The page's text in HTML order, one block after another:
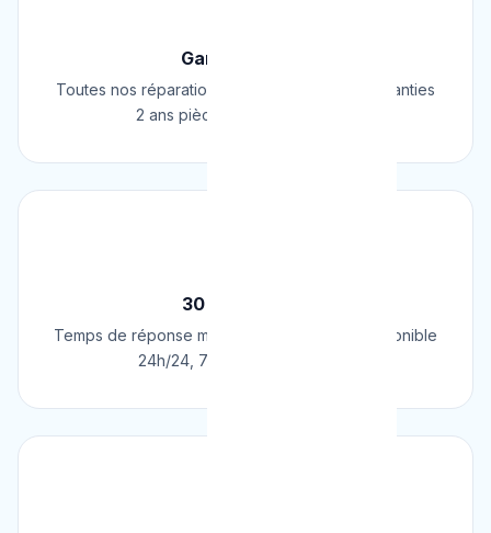
Garantie 2 Ans
Toutes nos réparations et installations sont garanties
2 ans pièces et main d'œuvre.
30 Min Chrono
Temps de réponse moyen de 30 minutes. Disponible
24h/24, 7j/7, 365 jours par an.